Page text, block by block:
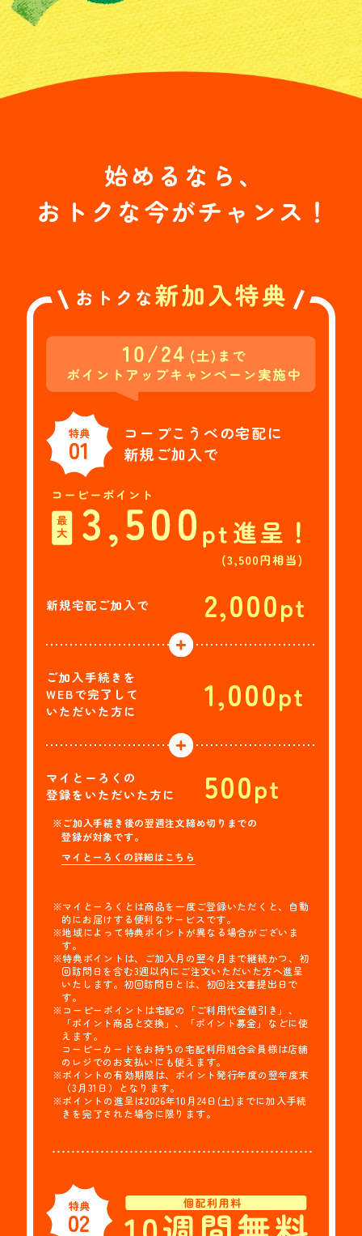
始めるなら、
おトクな今がチャンス！
特典
01
コープこうべの宅配に
新規ご加入で
新規宅配ご加入で 2,000pt
ご加入手続きを
WEBで完了して
いただいた方に
1,000pt
マイとーろくの
登録をいただいた方に
500pt
※ご加入手続き後の翌週注文締め切りまでの
登録が対象です。
マイとーろくの詳細はこちら
※マイとーろくとは商品を一度ご登録いただくと、自動
的にお届けする便利なサービスです。
※地域によって特典ポイントが異なる場合がございま
す。
※特典ポイントは、ご加入月の翌々月まで継続かつ、初
回訪問日を含む3週以内にご注文いただいた方へ進呈
いたします。初回訪問日とは、初回注文書提出日で
す。
※コーピーポイントは宅配の「ご利用代金値引き」、
「ポイント商品と交換」、「ポイント募金」などに使
えます。
コーピーカードをお持ちの宅配利用組合会員様は店舗
のレジでのお支払いにも使えます。
※ポイントの有効期限は、ポイント発行年度の翌年度末
（3月31日）となります。
※ポイントの進呈は2026年10月24日(土)までに加入手続
きを完了された場合に限ります。
特典
02